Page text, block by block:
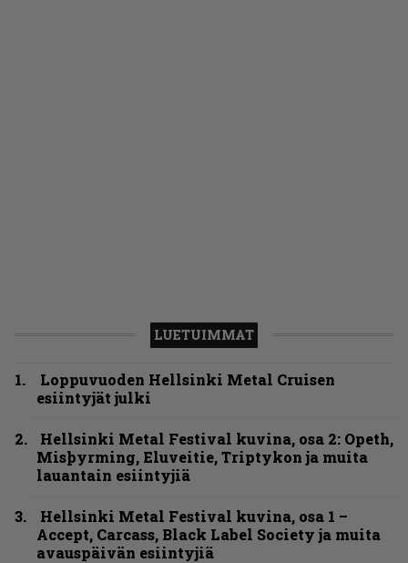
LUETUIMMAT
Loppuvuoden Hellsinki Metal Cruisen
esiintyjät julki
Hellsinki Metal Festival kuvina, osa 2: Opeth,
Misþyrming, Eluveitie, Triptykon ja muita
lauantain esiintyjiä
Hellsinki Metal Festival kuvina, osa 1 –
Accept, Carcass, Black Label Society ja muita
avauspäivän esiintyjiä